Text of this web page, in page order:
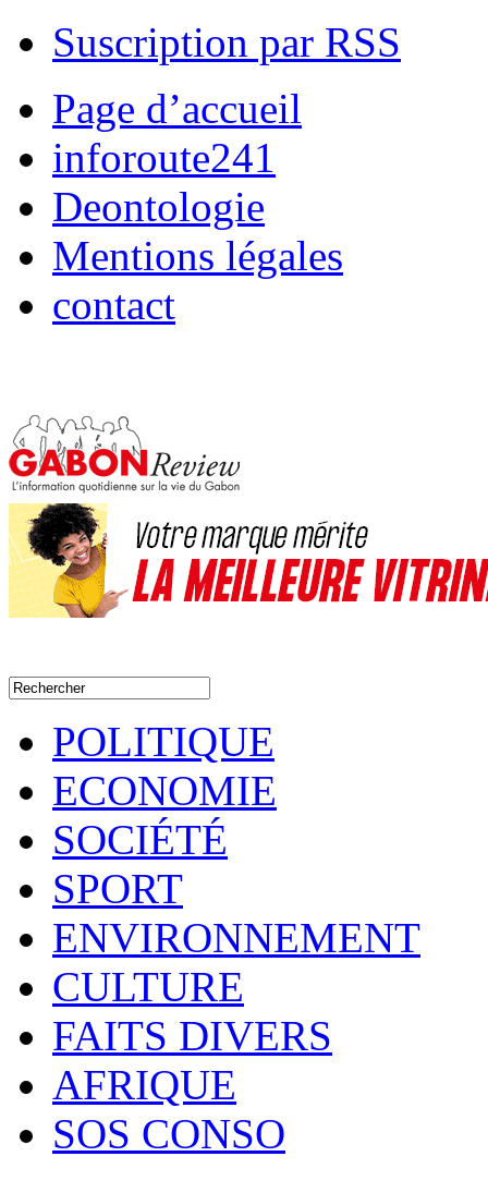
Suscription par RSS
Page d’accueil
inforoute241
Deontologie
Mentions légales
contact
POLITIQUE
ECONOMIE
SOCIÉTÉ
SPORT
ENVIRONNEMENT
CULTURE
FAITS DIVERS
AFRIQUE
SOS CONSO